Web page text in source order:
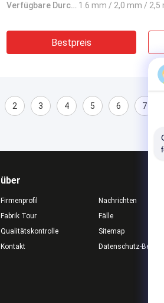
Verfügbare Durchmesser: 1.6 mm / 2,0 mm /
Bestpreis
2 3 4 5 6 7
über
Firmenprofil
Fabrik Tour
Qualitätskontrolle
Kontakt
Nachrichten
Fälle
Sitemap
Datenschutz-